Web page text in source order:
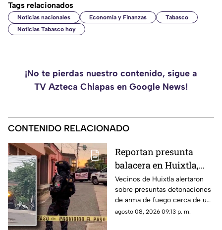
Tags relacionados
Noticias nacionales Economía y Finanzas
Tabasco
Noticias Tabasco hoy
¡No te pierdas nuestro contenido, sigue a
TV Azteca Chiapas en Google News!
CONTENIDO RELACIONADO
Reportan presunta
balacera en Huixtla,
Chiapas: Vecinos
alertan por
detonaciones de fuego
Vecinos de Huixtla alertaron
sobre presuntas detonaciones
de arma de fuego cerca de una
bodega de café. Circulan
agosto 08, 2026 09:13 p. m.